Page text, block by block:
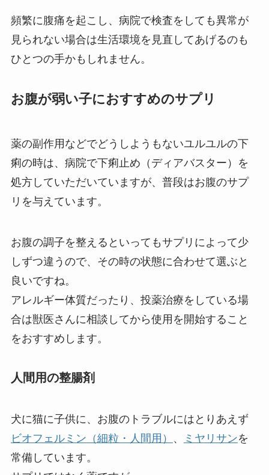
頻繁に腹痛を起こし、病院で検査をしても異常が
見られない場合は生活環境を見直してあげるのも
ひとつの手かもしれません。
お腹が弱い子におすすめのサプリ
薬の副作用などでどうしようもないユルユルの下
痢の時は、病院で下痢止め（ディアバスター）を
処方していただいていますが、普段はお腹のサプ
リを与えています。
お腹の調子を整えるといってもサプリによって少
しずつ違うので、その時の状態に合わせて選ぶと
良いですね。
アレルギー体質だったり、投薬治療をしている場
合は獣医さんに相談してから使用を開始すること
をおすすめします。
人間用の整腸剤
犬に猫に子供に、お腹のトラブルにはとりあえず
ビオフェルミン（細粒・人間用）
、 ミヤリサンを
常備しています。